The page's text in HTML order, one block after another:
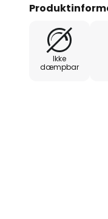
Ikke
dæmpbar